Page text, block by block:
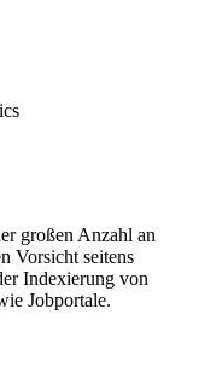
großen Anzahl an
Vorsicht seitens
Indexierung von
Jobportale.